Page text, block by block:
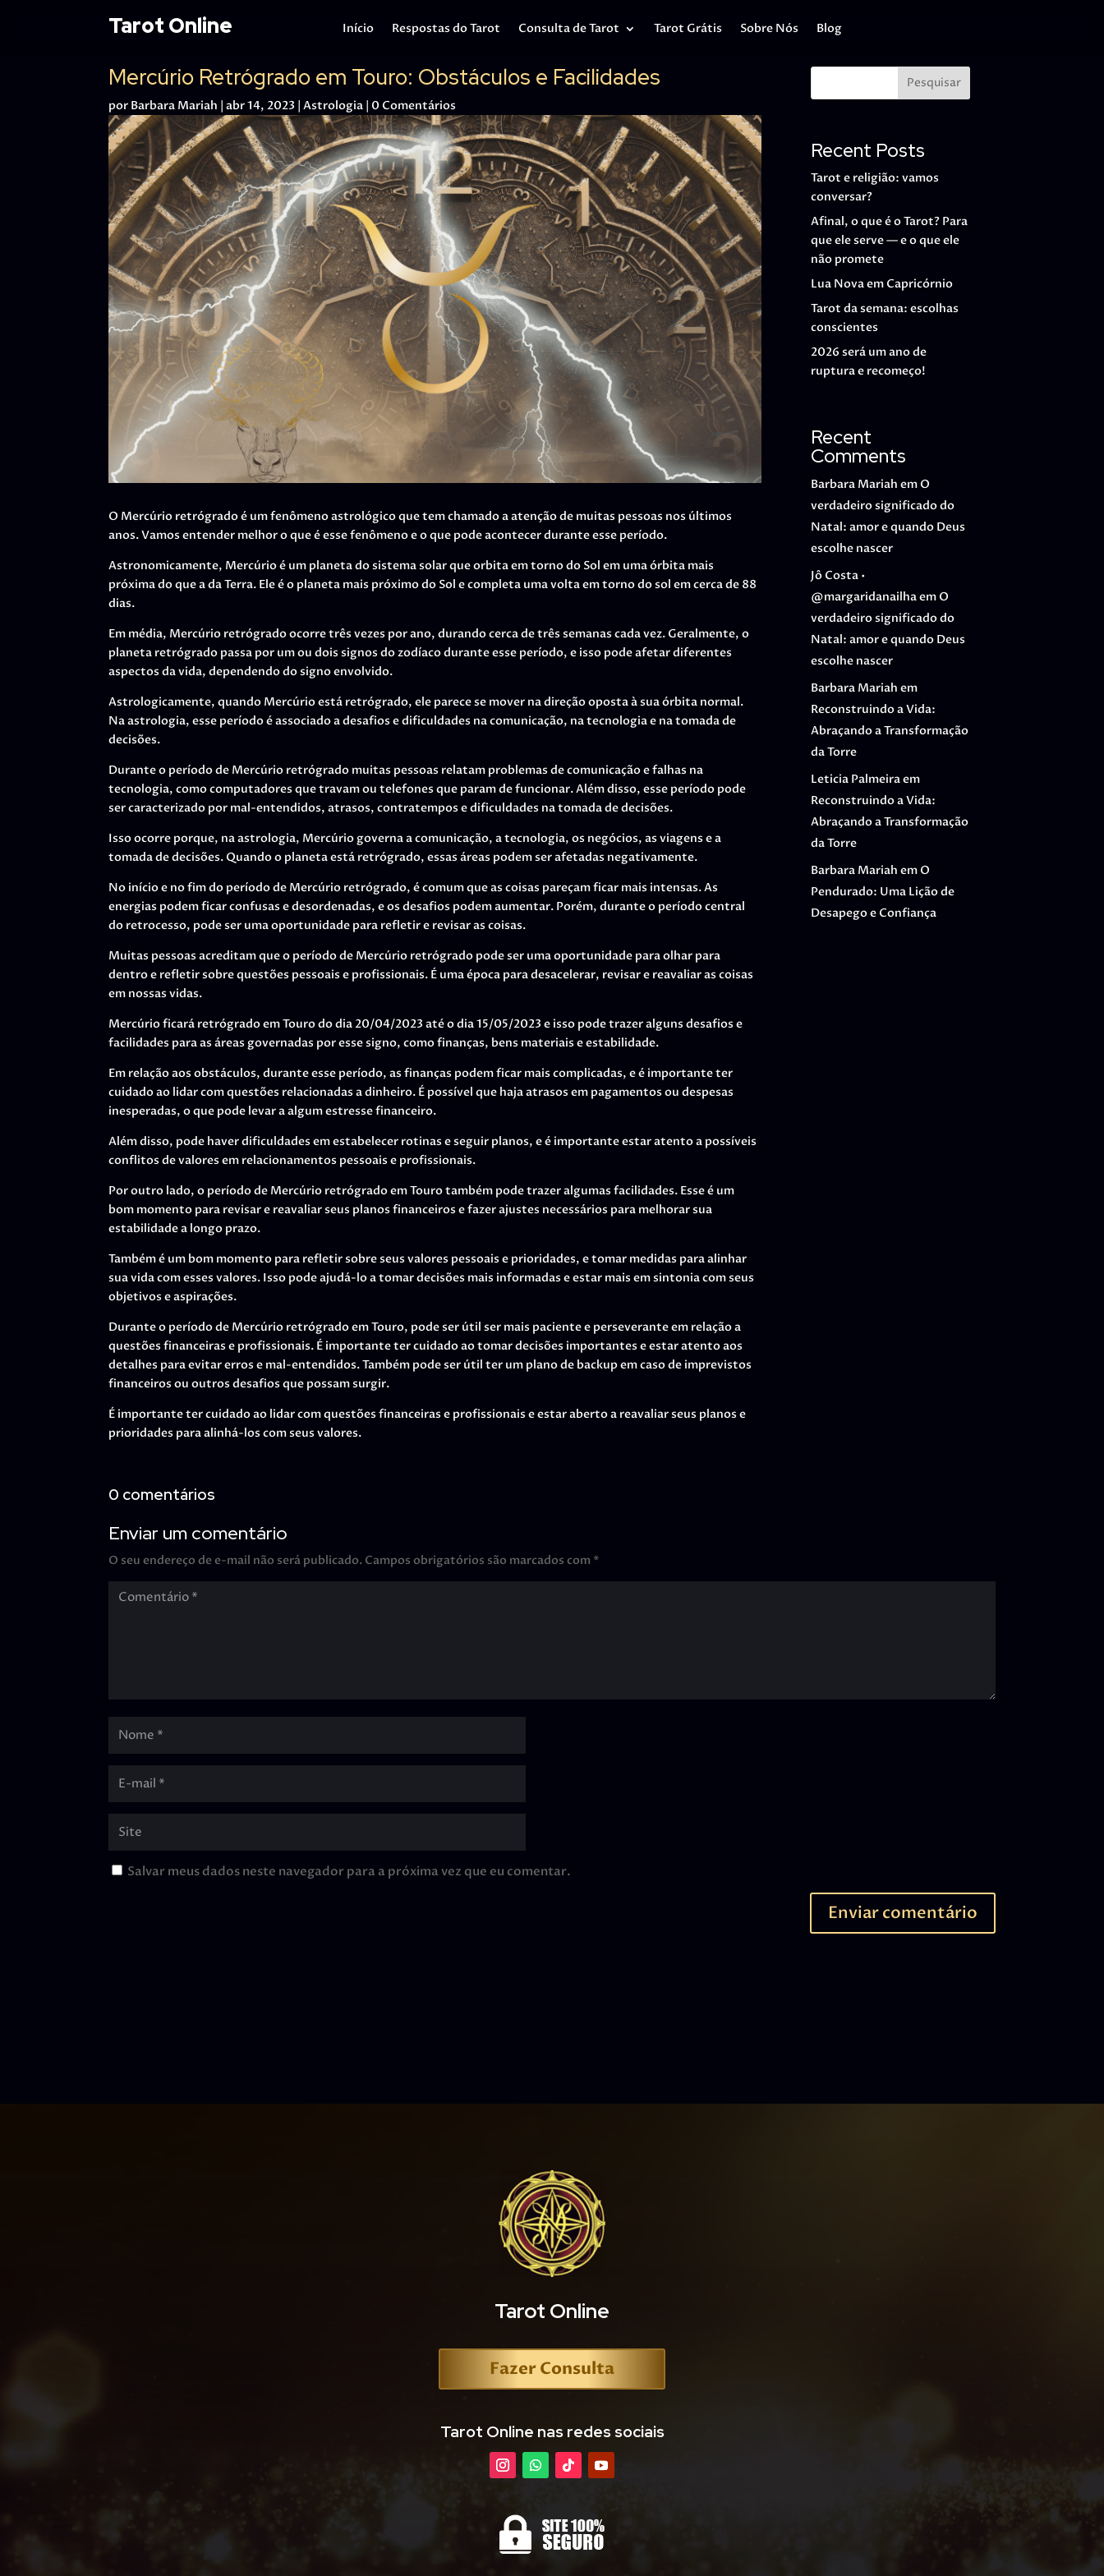
Tarot Online Início Respostas do Tarot Consulta de Tarot Tarot Grátis Sobre Nós Blog
Mercúrio Retrógrado em Touro: Obstáculos e Facilidades
por Barbara Mariah | abr 14, 2023 | Astrologia | 0 Comentários
O Mercúrio retrógrado é um fenômeno astrológico que tem chamado a atenção de muitas pessoas nos últimos
anos. Vamos entender melhor o que é esse fenômeno e o que pode acontecer durante esse período.
Astronomicamente, Mercúrio é um planeta do sistema solar que orbita em torno do Sol em uma órbita mais
próxima do que a da Terra. Ele é o planeta mais próximo do Sol e completa uma volta em torno do sol em cerca de 88
dias.
Em média, Mercúrio retrógrado ocorre três vezes por ano, durando cerca de três semanas cada vez. Geralmente, o
planeta retrógrado passa por um ou dois signos do zodíaco durante esse período, e isso pode afetar diferentes
aspectos da vida, dependendo do signo envolvido.
Astrologicamente, quando Mercúrio está retrógrado, ele parece se mover na direção oposta à sua órbita normal.
Na astrologia, esse período é associado a desafios e dificuldades na comunicação, na tecnologia e na tomada de
decisões.
Durante o período de Mercúrio retrógrado muitas pessoas relatam problemas de comunicação e falhas na
tecnologia, como computadores que travam ou telefones que param de funcionar. Além disso, esse período pode
ser caracterizado por mal-entendidos, atrasos, contratempos e dificuldades na tomada de decisões.
Isso ocorre porque, na astrologia, Mercúrio governa a comunicação, a tecnologia, os negócios, as viagens e a
tomada de decisões. Quando o planeta está retrógrado, essas áreas podem ser afetadas negativamente.
No início e no fim do período de Mercúrio retrógrado, é comum que as coisas pareçam ficar mais intensas. As
energias podem ficar confusas e desordenadas, e os desafios podem aumentar. Porém, durante o período central
do retrocesso, pode ser uma oportunidade para refletir e revisar as coisas.
Muitas pessoas acreditam que o período de Mercúrio retrógrado pode ser uma oportunidade para olhar para
dentro e refletir sobre questões pessoais e profissionais. É uma época para desacelerar, revisar e reavaliar as coisas
em nossas vidas.
Mercúrio ficará retrógrado em Touro do dia 20/04/2023 até o dia 15/05/2023 e isso pode trazer alguns desafios e
facilidades para as áreas governadas por esse signo, como finanças, bens materiais e estabilidade.
Em relação aos obstáculos, durante esse período, as finanças podem ficar mais complicadas, e é importante ter
cuidado ao lidar com questões relacionadas a dinheiro. É possível que haja atrasos em pagamentos ou despesas
inesperadas, o que pode levar a algum estresse financeiro.
Além disso, pode haver dificuldades em estabelecer rotinas e seguir planos, e é importante estar atento a possíveis
conflitos de valores em relacionamentos pessoais e profissionais.
Por outro lado, o período de Mercúrio retrógrado em Touro também pode trazer algumas facilidades. Esse é um
bom momento para revisar e reavaliar seus planos financeiros e fazer ajustes necessários para melhorar sua
estabilidade a longo prazo.
Também é um bom momento para refletir sobre seus valores pessoais e prioridades, e tomar medidas para alinhar
sua vida com esses valores. Isso pode ajudá-lo a tomar decisões mais informadas e estar mais em sintonia com seus
objetivos e aspirações.
Durante o período de Mercúrio retrógrado em Touro, pode ser útil ser mais paciente e perseverante em relação a
questões financeiras e profissionais. É importante ter cuidado ao tomar decisões importantes e estar atento aos
detalhes para evitar erros e mal-entendidos. Também pode ser útil ter um plano de backup em caso de imprevistos
financeiros ou outros desafios que possam surgir.
É importante ter cuidado ao lidar com questões financeiras e profissionais e estar aberto a reavaliar seus planos e
prioridades para alinhá-los com seus valores.
Pesquisar
Recent Posts
Tarot e religião: vamos
conversar?
Afinal, o que é o Tarot? Para
que ele serve — e o que ele
não promete
Lua Nova em Capricórnio
Tarot da semana: escolhas
conscientes
2026 será um ano de
ruptura e recomeço!
Recent
Comments
Barbara Mariah em O
verdadeiro significado do
Natal: amor e quando Deus
escolhe nascer
Jô Costa •
@margaridanailhaem O
verdadeiro significado do
Natal: amor e quando Deus
escolhe nascer
Barbara Mariah em
Reconstruindo a Vida:
Abraçando a Transformação
da Torre
Leticia Palmeiraem
Reconstruindo a Vida:
Abraçando a Transformação
da Torre
Barbara Mariah em O
Pendurado: Uma Lição de
Desapego e Confiança
0 comentários
Enviar um comentário
O seu endereço de e-mail não será publicado. Campos obrigatórios são marcados com *
Salvar meus dados neste navegador para a próxima vez que eu comentar.
Enviar comentário
Tarot Online
Fazer Consulta
Tarot Online nas redes sociais